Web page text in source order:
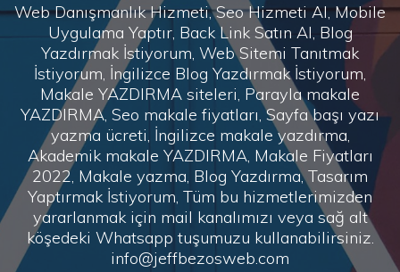
Web Danışmanlık Hizmeti, Seo Hizmeti Al, Mobile
Uygulama Yaptır, Back Link Satın Al, Blog
Yazdırmak İstiyorum, Web Sitemi Tanıtmak
İstiyorum, İngilizce Blog Yazdırmak İstiyorum,
Makale YAZDIRMA siteleri, Parayla makale
YAZDIRMA, Seo makale fiyatları, Sayfa başı yazı
yazma ücreti, İngilizce makale yazdırma,
Akademik makale YAZDIRMA, Makale Fiyatları
2022, Makale yazma, Blog Yazdırma, Tasarım
Yaptırmak İstiyorum, Tüm bu hizmetlerimizden
yararlanmak için mail kanalımızı veya sağ alt
köşedeki Whatsapp tuşumuzu kullanabilirsiniz.
info@jeffbezosweb.com